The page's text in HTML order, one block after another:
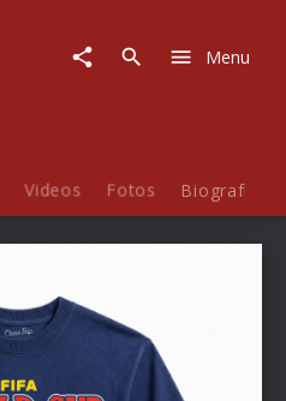
Menu
Videos Fotos Biografie